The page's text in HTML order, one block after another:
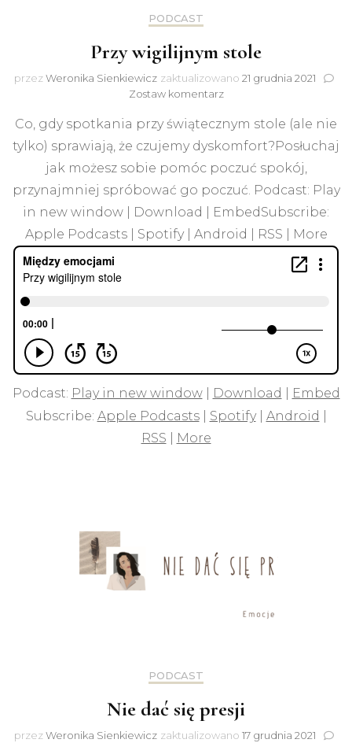
PODCAST
Przy wigilijnym stole
przezWeronika Sienkiewicz zaktualizowano 21 grudnia 2021
Zostaw komentarzdo
wigilijnym
stole
Co, gdy spotkania przy świątecznym stole (ale nie
tylko) sprawiają, że czujemy dyskomfort?Posłuchaj
jak możesz sobie pomóc poczuć spokój,
przynajmniej spróbować go poczuć. Podcast: Play
in new window | Download | EmbedSubscribe:
Apple Podcasts | Spotify | Android | RSS | More
Podcast: Play in new window| Download
Embed
Subscribe: Apple Podcasts| Spotify| Android
RSS
More
PODCAST
Nie dać się presji
przezWeronika Sienkiewicz zaktualizowano 17 grudnia 2021